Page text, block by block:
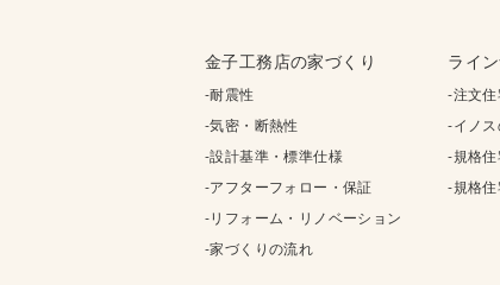
金子工務店の家づくり
-耐震性
-気密・断熱性
-設計基準・標準仕様
-アフターフォロー・保証
-リフォーム・リノベーション
-家づくりの流れ
ライ
-注文
-イノス
-規格
-規格